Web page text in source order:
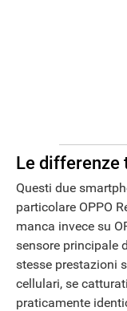
Le
Questi due
particolare OPPO
manca invece su
sensore principale
stesse prestazioni
cellulari, se
praticamente